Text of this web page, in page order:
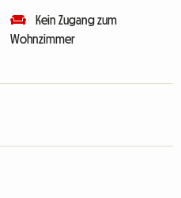
Kein Zugang zum
Wohnzimmer